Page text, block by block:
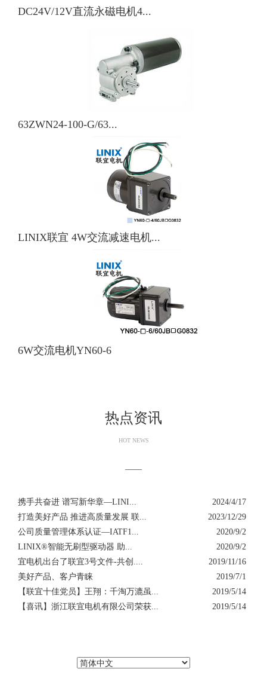
DC24V/12V直流永磁电机4...
63ZWN24-100-G/63...
LINIX联宜 4W交流减速电机...
6W交流电机YN60-6
热点资讯
HOT NEWS
——
携手共奋进 谱写新华章—LINI...
2024/4/17
打造美好产品 推进高质量发展 联...
2023/12/29
公司质量管理体系认证—IATF1...
2020/9/2
LINIX®智能无刷型驱动器 助...
2020/9/2
宜电机出台了联宜3号文件-共创....
2019/11/16
美好产品、客户青睐
2019/7/1
【联宜十佳党员】王翔：千淘万漉虽...
2019/5/14
【喜讯】浙江联宜电机有限公司荣获...
2019/5/14